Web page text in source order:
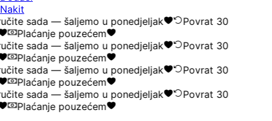
Nakit
sada — šaljemo u ponedjeljak
Povrat 30
Plaćanje pouzećem
sada — šaljemo u ponedjeljak
Povrat 30
Plaćanje pouzećem
sada — šaljemo u ponedjeljak
Povrat 30
Plaćanje pouzećem
sada — šaljemo u ponedjeljak
Povrat 30
Plaćanje pouzećem